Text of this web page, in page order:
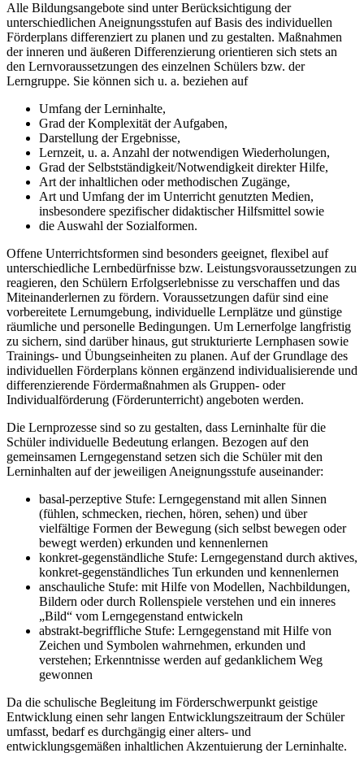
Alle Bildungsangebote sind unter Berücksichtigung der
unterschiedlichen Aneignungsstufen auf Basis des individuellen
Förderplans differenziert zu planen und zu gestalten. Maßnahmen
der inneren und äußeren Differenzierung orientieren sich stets an
den Lernvoraussetzungen des einzelnen Schülers bzw. der
Lerngruppe. Sie können sich u. a. beziehen auf
Umfang der Lerninhalte,
Grad der Komplexität der Aufgaben,
Darstellung der Ergebnisse,
Lernzeit, u. a. Anzahl der notwendigen Wiederholungen,
Grad der Selbstständigkeit/Notwendigkeit direkter Hilfe,
Art der inhaltlichen oder methodischen Zugänge,
Art und Umfang der im Unterricht genutzten Medien,
insbesondere spezifischer didaktischer Hilfsmittel sowie
die Auswahl der Sozialformen.
Offene Unterrichtsformen sind besonders geeignet, flexibel auf
unterschiedliche Lernbedürfnisse bzw. Leistungsvoraussetzungen zu
reagieren, den Schülern Erfolgserlebnisse zu verschaffen und das
Miteinanderlernen zu fördern. Voraussetzungen dafür sind eine
vorbereitete Lernumgebung, individuelle Lernplätze und günstige
räumliche und personelle Bedingungen. Um Lernerfolge langfristig
zu sichern, sind darüber hinaus, gut strukturierte Lernphasen sowie
Trainings- und Übungseinheiten zu planen. Auf der Grundlage des
individuellen Förderplans können ergänzend individualisierende und
differenzierende Fördermaßnahmen als Gruppen- oder
Individualförderung (Förderunterricht) angeboten werden.
Die Lernprozesse sind so zu gestalten, dass Lerninhalte für die
Schüler individuelle Bedeutung erlangen. Bezogen auf den
gemeinsamen Lerngegenstand setzen sich die Schüler mit den
Lerninhalten auf der jeweiligen Aneignungsstufe auseinander:
basal-perzeptive Stufe: Lerngegenstand mit allen Sinnen
(fühlen, schmecken, riechen, hören, sehen) und über
vielfältige Formen der Bewegung (sich selbst bewegen oder
bewegt werden) erkunden und kennenlernen
konkret-gegenständliche Stufe: Lerngegenstand durch aktives,
konkret-gegenständliches Tun erkunden und kennenlernen
anschauliche Stufe: mit Hilfe von Modellen, Nachbildungen,
Bildern oder durch Rollenspiele verstehen und ein inneres
„Bild“ vom Lerngegenstand entwickeln
abstrakt-begriffliche Stufe: Lerngegenstand mit Hilfe von
Zeichen und Symbolen wahrnehmen, erkunden und
verstehen; Erkenntnisse werden auf gedanklichem Weg
gewonnen
Da die schulische Begleitung im Förderschwerpunkt geistige
Entwicklung einen sehr langen Entwicklungszeitraum der Schüler
umfasst, bedarf es durchgängig einer alters- und
entwicklungsgemäßen inhaltlichen Akzentuierung der Lerninhalte.